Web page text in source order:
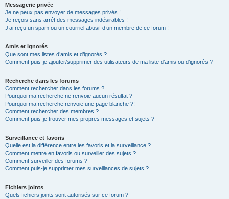
Messagerie privée
Je ne peux pas envoyer de messages privés !
Je reçois sans arrêt des messages indésirables !
J’ai reçu un spam ou un courriel abusif d’un membre de ce forum !
Amis et ignorés
Que sont mes listes d’amis et d’ignorés ?
Comment puis-je ajouter/supprimer des utilisateurs de ma liste d’amis ou d’ignorés ?
Recherche dans les forums
Comment rechercher dans les forums ?
Pourquoi ma recherche ne renvoie aucun résultat ?
Pourquoi ma recherche renvoie une page blanche ?!
Comment rechercher des membres ?
Comment puis-je trouver mes propres messages et sujets ?
Surveillance et favoris
Quelle est la différence entre les favoris et la surveillance ?
Comment mettre en favoris ou surveiller des sujets ?
Comment surveiller des forums ?
Comment puis-je supprimer mes surveillances de sujets ?
Fichiers joints
Quels fichiers joints sont autorisés sur ce forum ?